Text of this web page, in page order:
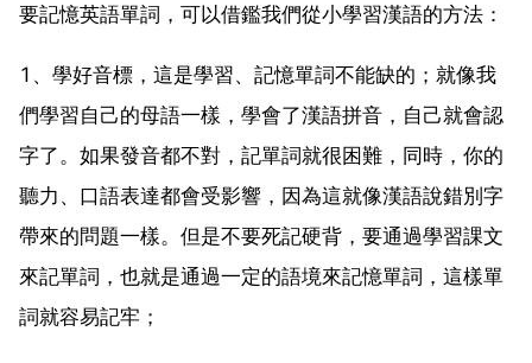
要記憶英語單詞，可以借鑑我們從小學習漢語的方法：
1、學好音標，這是學習、記憶單詞不能缺的；就像我
們學習自己的母語一樣，學會了漢語拼音，自己就會認
字了。如果發音都不對，記單詞就很困難，同時，你的
聽力、口語表達都會受影響，因為這就像漢語說錯別字
帶來的問題一樣。但是不要死記硬背，要通過學習課文
來記單詞，也就是通過一定的語境來記憶單詞，這樣單
詞就容易記牢；